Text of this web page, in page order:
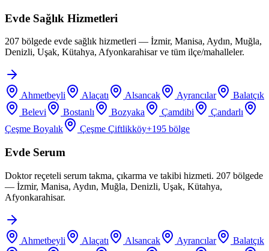
Evde Sağlık Hizmetleri
207 bölgede evde sağlık hizmetleri — İzmir, Manisa, Aydın, Muğla,
Denizli, Uşak, Kütahya, Afyonkarahisar ve tüm ilçe/mahalleler.
Ahmetbeyli Alaçatı Alsancak Ayrancılar
Balatçık
Belevi
Bostanlı Bozyaka Çamdibi
Çandarlı
Çeşme Boyalık
Çeşme Çiftlikköy+195 bölge
Evde Serum
Doktor reçeteli serum takma, çıkarma ve takibi hizmeti. 207 bölgede
— İzmir, Manisa, Aydın, Muğla, Denizli, Uşak, Kütahya,
Afyonkarahisar.
Ahmetbeyli Alaçatı Alsancak Ayrancılar
Balatçık